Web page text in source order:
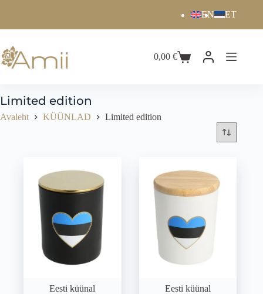
EN ET
0,00€
Limited edition
Avaleht KÜÜNLAD Limited edition
Eesti küünal Eesti küünal